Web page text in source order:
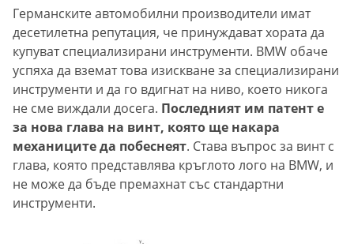
Германските автомобилни производители имат
десетилетна репутация, че принуждават хората да
купуват специализирани инструменти. BMW обаче
успяха да вземат това изискване за специализирани
инструменти и да го вдигнат на ниво, което никога
не сме виждали досега. Последният им патент е
за нова глава на винт, която ще накара
механиците да побеснеят. Става въпрос за винт с
глава, която представлява кръглото лого на BMW, и
не може да бъде премахнат със стандартни
инструменти.